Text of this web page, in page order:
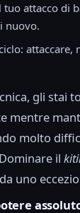
tuo attacco di
nuovo.
attaccare,
gli stai
mentre
molto
il
uno